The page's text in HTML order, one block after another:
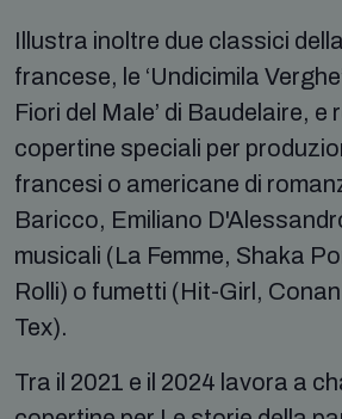
Illustra inoltre due classici
francese, le ‘Undicimila
Fiori del Male’ di Baudelaire, e
copertine speciali per
francesi o americane di
Baricco, Emiliano
musicali (La Femme, Shaka
Rolli) o fumetti (Hit-Girl,
Tex).
Tra il 2021 e il 2024 lavora a